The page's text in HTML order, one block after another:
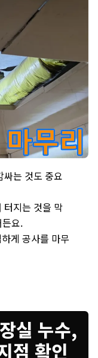
싸는 것도 중요
터지는 것을 막
요.
게 공사를 마무
실 누수,
점 확인